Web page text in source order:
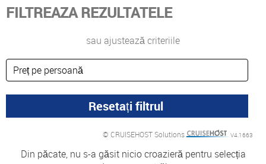
FILTREAZA REZULTATELE
sau ajustează criteriile
© CRUISEHOST Solutions V4.1663
Din păcate, nu s-a găsit nicio croazieră pentru selecția